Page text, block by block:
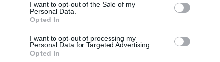
I want to opt-out of the Sale of my
Personal Data.
Opted In
I want to opt-out of processing my
Personal Data for Targeted Advertising.
Opted In
FESTMÉNY, GRAFIKA
229. tétel:
FESTMÉNY, GRAFIKA